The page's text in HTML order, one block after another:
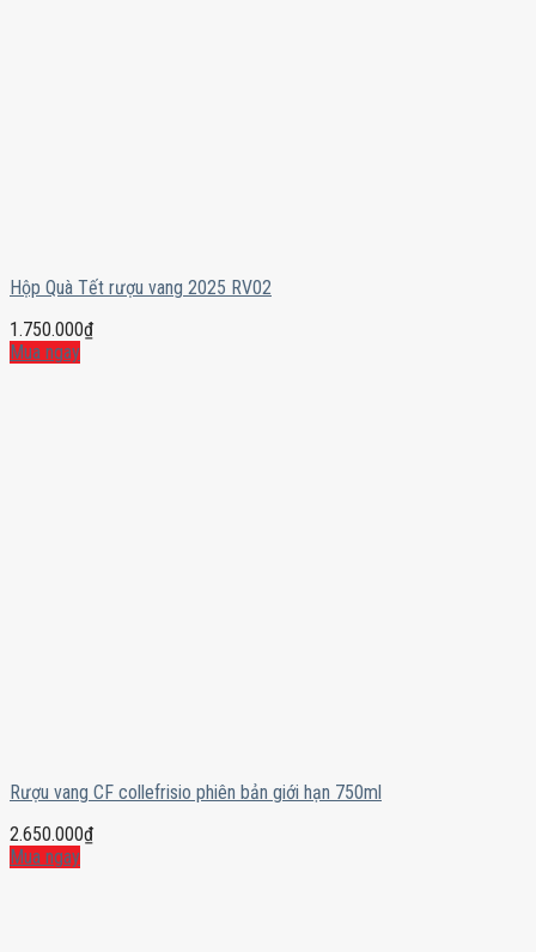
Hộp Quà Tết rượu vang 2025 RV02
1.750.000₫
Mua ngay
Rượu vang CF collefrisio phiên bản giới hạn 750ml
2.650.000₫
Mua ngay